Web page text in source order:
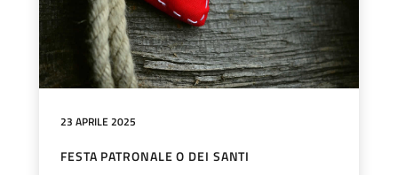
23 APRILE 2025
FESTA PATRONALE O DEI SANTI